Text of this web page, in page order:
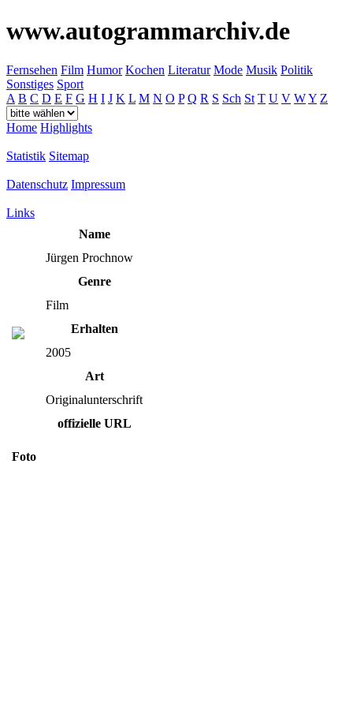
www.autogrammarchiv.de
Fernsehen Film Humor Kochen Literatur Mode Musik Politik
Sonstiges Sport
A B C D E F G H I J K L M N O P Q R S Sch St T U V WY Z
Home Highlights
Statistik Sitemap
Datenschutz Impressum
Links
Name
Jürgen Prochnow
Genre
Film
Erhalten
2005
Art
Originalunterschrift
offizielle URL
Foto